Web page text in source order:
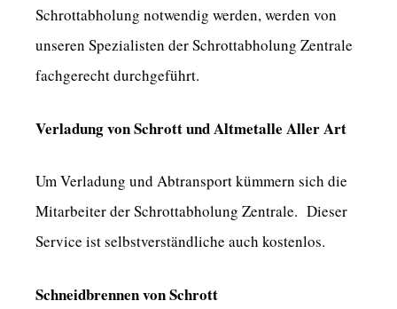
Schrottabholung notwendig werden, werden von
unseren Spezialisten der Schrottabholung Zentrale
fachgerecht durchgeführt.
Verladung von Schrott und Altmetalle Aller Art
Um Verladung und Abtransport kümmern sich die
Mitarbeiter der Schrottabholung Zentrale. Dieser
Service ist selbstverständliche auch kostenlos.
Schneidbrennen von Schrott